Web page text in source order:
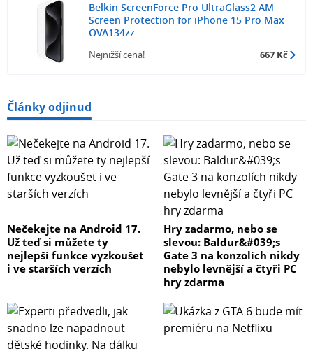
Belkin ScreenForce Pro UltraGlass2 AM
Screen Protection for iPhone 15 Pro Max
OVA134zz
Nejnižší cena! 667 Kč
Články odjinud
Nečekejte na Android 17.
Už teď si můžete ty
nejlepší funkce vyzkoušet
i ve starších verzích
Hry zadarmo, nebo se
slevou: Baldur&#039;s
Gate 3 na konzolích nikdy
nebylo levnější a čtyři PC
hry zdarma